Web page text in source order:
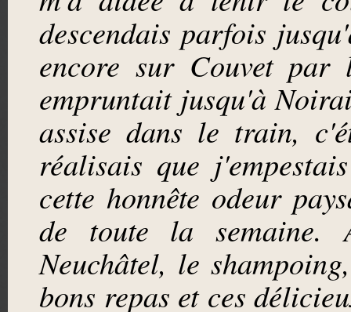
descendais parfois
encore sur Couvet par
empruntait jusqu'à
assise dans le train,
réalisais que
cette honnête odeur
de toute la semaine.
Neuchâtel, le
bons repas et ces